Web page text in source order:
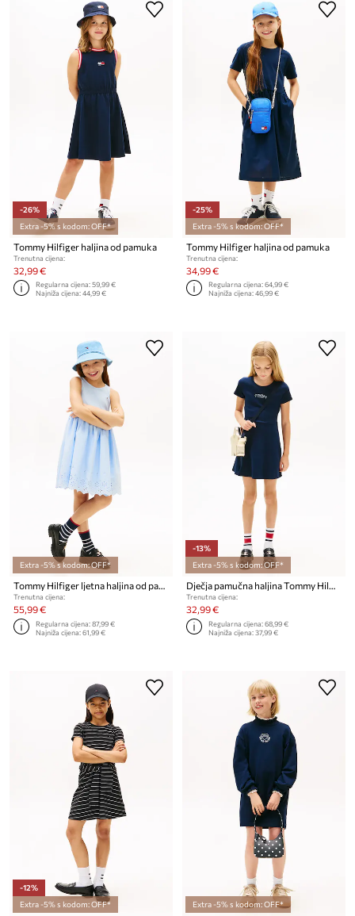
-26%
Extra -5% s kodom: OFF*
Tommy Hilfiger haljina od pamuka
Trenutna cijena:
32,99 €
Regularna cijena:59,99 €
Najniža cijena:44,99 €
-25%
Extra -5% s kodom: OFF*
Tommy Hilfiger haljina od pamuka
Trenutna cijena:
34,99 €
Regularna cijena:64,99 €
Najniža cijena:46,99 €
Extra -5% s kodom: OFF*
Tommy Hilfiger ljetna haljina od pamuka
Trenutna cijena:
55,99 €
Regularna cijena:87,99 €
Najniža cijena:61,99 €
-13%
Extra -5% s kodom: OFF*
Dječja pamučna haljina Tommy Hilfiger
Trenutna cijena:
32,99 €
Regularna cijena:68,99 €
Najniža cijena:37,99 €
-12%
Extra -5% s kodom: OFF*
Extra -5% s kodom: OFF*